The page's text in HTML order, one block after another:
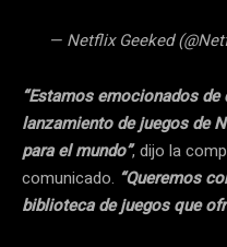
— Netflix Geeked
“Estamos emocionados
lanzamiento de juegos de
para el mundo”, dijo la
comunicado. “Queremos
biblioteca de juegos que